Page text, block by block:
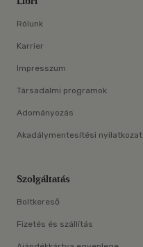
Rólunk
Karrier
Impresszum
Társadalmi programok
Adományozás
Akadálymentesítési nyilatkozat
Szolgáltatás
Boltkereső
Fizetés és szállítás